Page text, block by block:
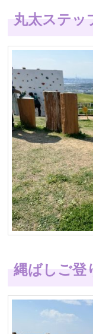
丸太ステッ
縄ばしご登